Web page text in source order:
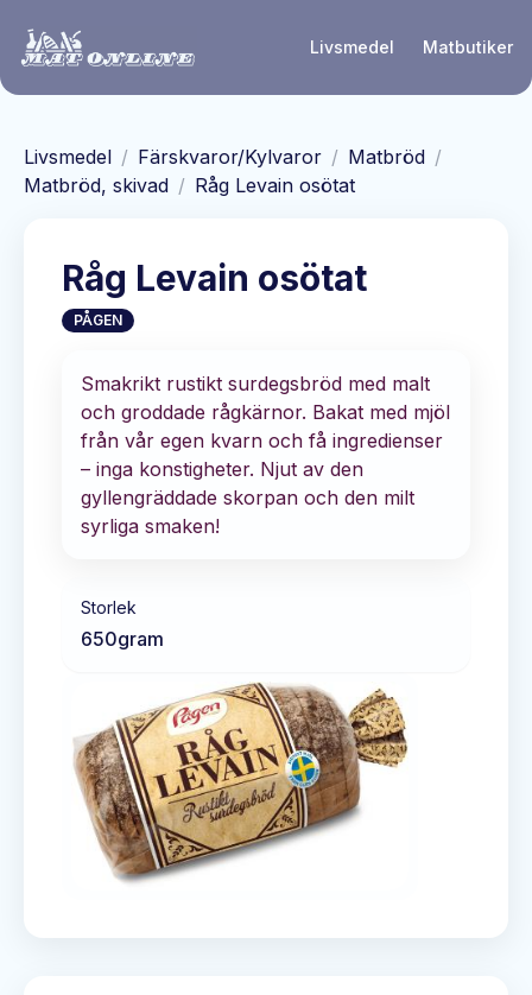
Livsmedel Matbutiker
Livsmedel / Färskvaror/Kylvaror / Matbröd /
Matbröd, skivad / Råg Levain osötat
Råg Levain osötat
PÅGEN
Smakrikt rustikt surdegsbröd med malt
och groddade rågkärnor. Bakat med mjöl
från vår egen kvarn och få ingredienser
– inga konstigheter. Njut av den
gyllengräddade skorpan och den milt
syrliga smaken!
Storlek
650gram